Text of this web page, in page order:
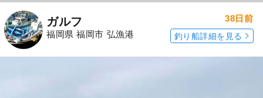
ガルフ
福岡県 福岡市 弘漁港
38日前
釣り船詳細を見る